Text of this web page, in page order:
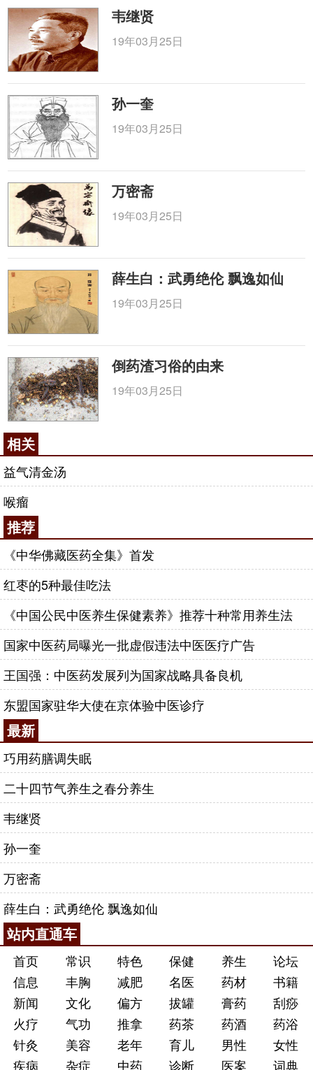
韦继贤
19年03月25日
孙一奎
19年03月25日
万密斋
19年03月25日
薛生白：武勇绝伦 飘逸如仙
19年03月25日
倒药渣习俗的由来
19年03月25日
相关
益气清金汤
喉瘤
推荐
《中华佛藏医药全集》首发
红枣的5种最佳吃法
《中国公民中医养生保健素养》推荐十种常用养生法
国家中医药局曝光一批虚假违法中医医疗广告
王国强：中医药发展列为国家战略具备良机
东盟国家驻华大使在京体验中医诊疗
最新
巧用药膳调失眠
二十四节气养生之春分养生
韦继贤
孙一奎
万密斋
薛生白：武勇绝伦 飘逸如仙
站内直通车
首页 常识 特色 保健 养生
论坛
信息
丰胸 减肥 名医 药材
书籍
新闻
文化 偏方 拔罐 膏药
刮痧
火疗
气功 推拿 药茶 药酒
药浴
针灸
美容 老年 育儿 男性
女性
疾病
杂症 中药 诊断 医案 词典